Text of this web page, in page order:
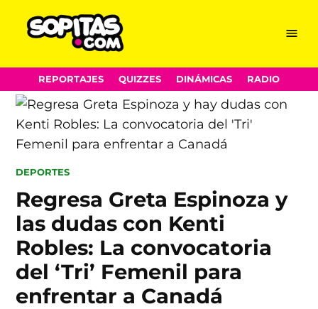
Skip
to
content
Menu
REPORTAJES QUIZZES DINÁMICAS RADIO
POSTED
DEPORTES
Regresa Greta Espinoza y
las dudas con Kenti
Robles: La convocatoria
del ‘Tri’ Femenil para
enfrentar a Canadá